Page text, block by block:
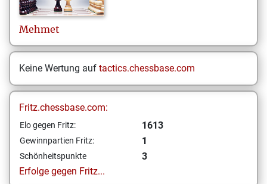
Mehmet
Keine Wertung auf tactics.chessbase.com
Fritz.chessbase.com:
Elo gegen Fritz: 1613
Gewinnpartien Fritz: 1
Schönheitspunkte
3
Erfolge gegen Fritz...